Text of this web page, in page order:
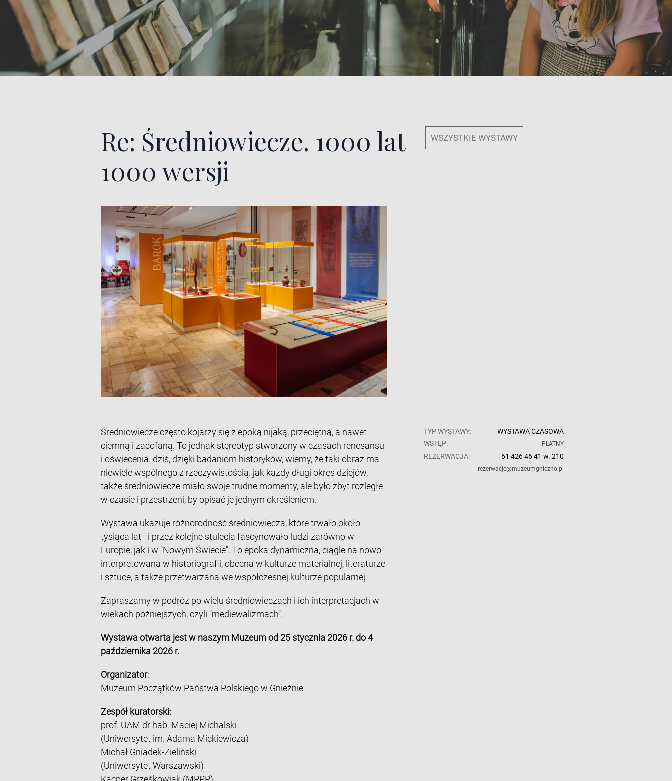
Re: Średniowiecze. 1000 lat
1000 wersji
WSZYSTKIE WYSTAWY
Średniowiecze często kojarzy się z epoką nijaką, przeciętną, a nawet
ciemną i zacofaną. To jednak stereotyp stworzony w czasach renesansu
i oświecenia. dziś, dzięki badaniom historyków, wiemy, że taki obraz ma
niewiele wspólnego z rzeczywistością. jak każdy długi okres dziejów,
także średniowiecze miało swoje trudne momenty, ale było zbyt rozległe
w czasie i przestrzeni, by opisać je jednym określeniem.
Wystawa ukazuje różnorodność średniowiecza, które trwało około
tysiąca lat - i przez kolejne stulecia fascynowało ludzi zarówno w
Europie, jak i w "Nowym Świecie". To epoka dynamiczna, ciągle na nowo
interpretowana w historiografii, obecna w kulturze materialnej, literaturze
i sztuce, a także przetwarzana we współczesnej kulturze popularnej.
Zapraszamy w podróż po wielu średniowieczach i ich interpretacjach w
wiekach późniejszych, czyli "mediewalizmach".
Wystawa otwarta jest w naszym Muzeum od 25 stycznia 2026 r. do 4
października 2026 r.
Organizator:
Muzeum Początków Państwa Polskiego w Gnieźnie
Zespół kuratorski:
prof. UAM dr hab. Maciej Michalski
(Uniwersytet im. Adama Mickiewicza)
Michał Gniadek-Zieliński
(Uniwersytet Warszawski)
TYP WYSTAWY:
WYSTAWA CZASOWA
WSTĘP:
PŁATNY
REZERWACJA: 61 426 46 41 w. 210
rezerwacje@muzeumgniezno.pl